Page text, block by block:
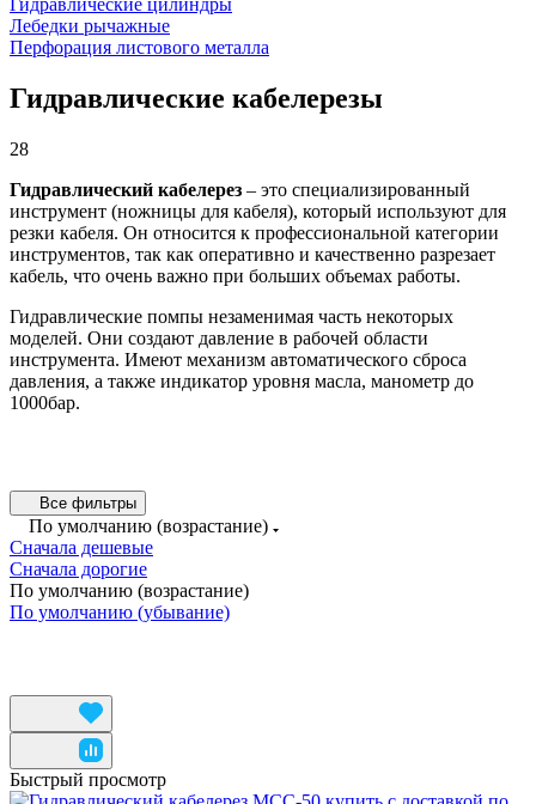
Гидравлические цилиндры
Лебедки рычажные
Перфорация листового металла
Гидравлические кабелерезы
28
Гидравлический кабелерез – это специализированный
инструмент (ножницы для кабеля), который используют для
резки кабеля. Он относится к профессиональной категории
инструментов, так как оперативно и качественно разрезает
кабель, что очень важно при больших объемах работы.
Гидравлические помпы незаменимая часть некоторых
моделей. Они создают давление в рабочей области
инструмента. Имеют механизм автоматического сброса
давления, а также индикатор уровня масла, манометр до
1000бар.
Гидравлические кабелерезы
22 товара
Аккумуляторные кабелерезы
6 товаров
Все фильтры
По умолчанию (возрастание)
Сначала дешевые
Сначала дорогие
По умолчанию (возрастание)
По умолчанию (убывание)
Быстрый просмотр